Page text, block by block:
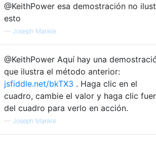
@KeithPower esa demostración no
esto
— Joseph Marikle
@KeithPower Aquí hay una
que ilustra el método anterior:
jsfiddle.net/bkTX3 . Haga clic en el
cuadro, cambie el valor y haga clic
del cuadro para verlo en acción.
— Joseph Marikle